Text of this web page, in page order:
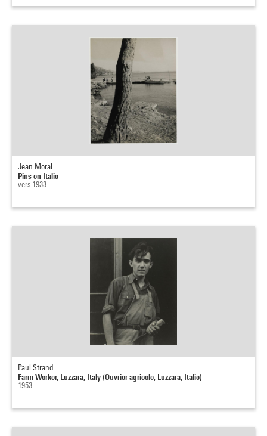
Jean Moral
Pins en Italie
vers 1933
Paul Strand
Farm Worker, Luzzara, Italy (Ouvrier agricole, Luzzara, Italie)
1953